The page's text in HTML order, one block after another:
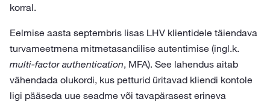
korral.
Eelmise aasta septembris lisas LHV klientidele täiendava
turvameetmena mitmetasandilise autentimise (ingl.k.
multi-factor authentication, MFA). See lahendus aitab
vähendada olukordi, kus petturid üritavad kliendi kontole
ligi pääseda uue seadme või tavapärasest erineva